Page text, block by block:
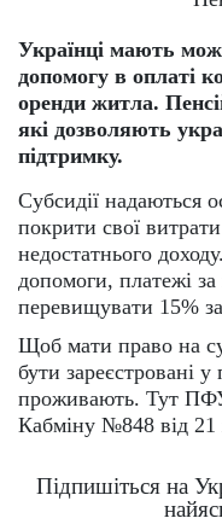
Українці мають
допомогу в оплаті
оренди житла.
які дозволяють
підтримку.
Субсидії надаються
покрити свої
недостатнього
допомоги, платежі
перевищувати 15%
Щоб мати право на
бути зареєстровані
проживають. Тут
Кабміну №848 від 21
Підпишіться на